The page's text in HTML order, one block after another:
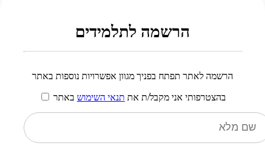
הרשמה לתלמידים
הרשמה לאתר תפתח בפניך מגוון אפשרויות נוספות באתר
בהצטרפותי אני מקבל/ת את תנאי השימוש באתר